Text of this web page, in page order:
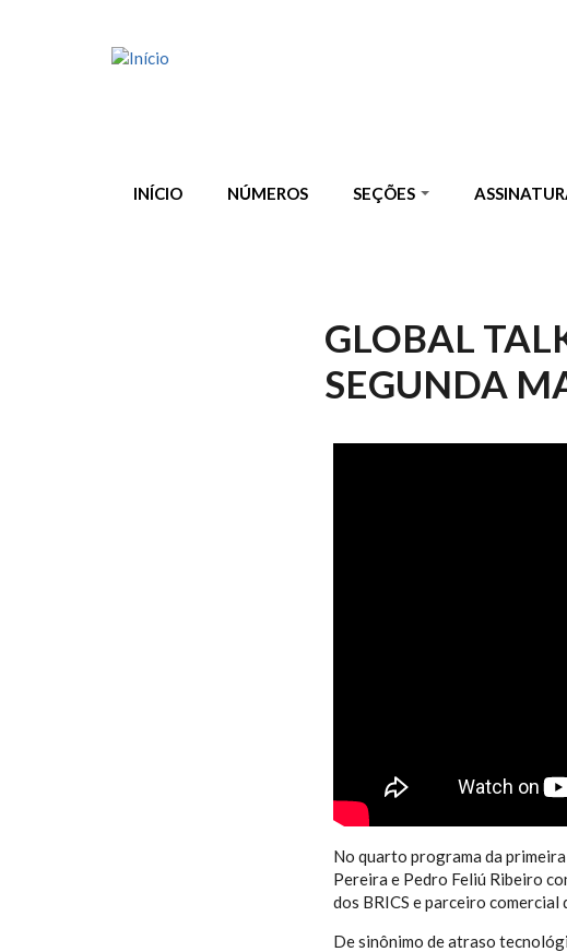
INÍCIO NÚMEROS SEÇÕES
GLOBAL
SEGUNDA
No quarto programa da
Pereira e Pedro Feliú Ribeiro
dos BRICS e parceiro comercial
De sinônimo de atraso